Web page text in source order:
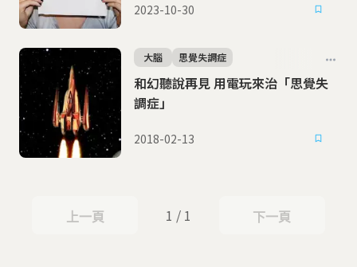
2023-10-30
和幻聽說再見 用電玩來治「思覺失
調症」
大腦 思覺失調症
2018-02-13
上一頁
上一頁 1 / 1 下一頁
下一頁